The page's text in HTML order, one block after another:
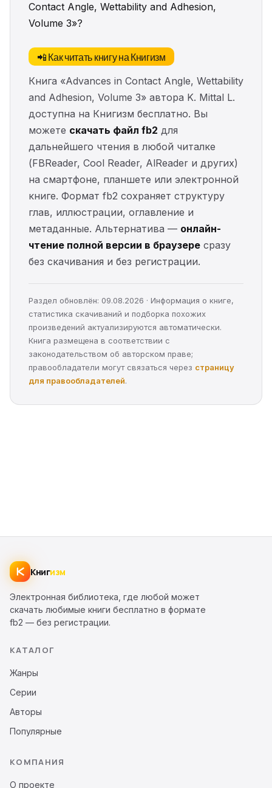
Contact Angle, Wettability and Adhesion,
Volume 3»?
📲 Как читать книгу на Книгизм
Книга «Advances in Contact Angle, Wettability
and Adhesion, Volume 3» автора K. Mittal L.
доступна на Книгизм бесплатно. Вы
можете скачать файл fb2 для
дальнейшего чтения в любой читалке
(FBReader, Cool Reader, AlReader и других)
на смартфоне, планшете или электронной
книге. Формат fb2 сохраняет структуру
глав, иллюстрации, оглавление и
метаданные. Альтернатива — онлайн-
чтение полной версии в браузере сразу
без скачивания и без регистрации.
Раздел обновлён: 09.08.2026 · Информация о книге,
статистика скачиваний и подборка похожих
произведений актуализируются автоматически.
Книга размещена в соответствии с
законодательством об авторском праве;
правообладатели могут связаться через страницу
для правообладателей.
Книгизм
Электронная библиотека, где любой может
скачать любимые книги бесплатно в формате
fb2 — без регистрации.
КАТАЛОГ
Жанры
Серии
Авторы
Популярные
КОМПАНИЯ
О проекте